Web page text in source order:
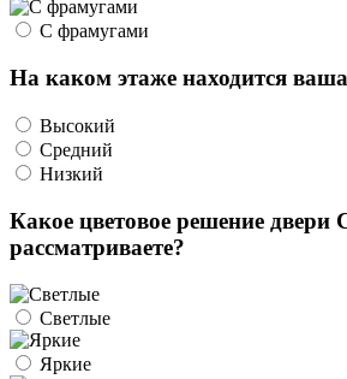
С фрамугами
На каком этаже находится
Высокий
Средний
Низкий
Какое цветовое решение
рассматриваете?
Светлые
Яркие